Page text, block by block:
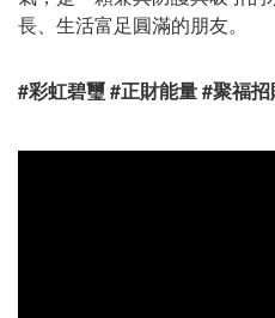
長、生活富足圓滿的朋友。
#彩虹碧璽 #正財能量 #聚福